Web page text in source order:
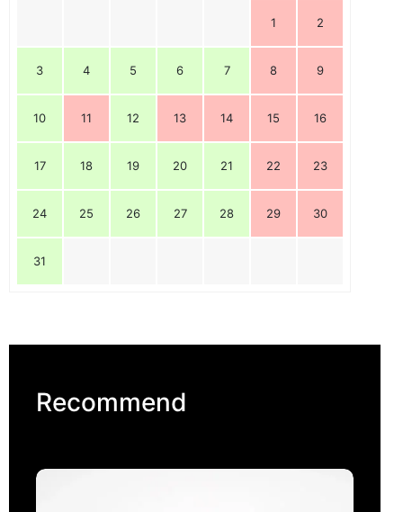
1 2
3 4 5 6 7 8 9
10 11 12 13 14 15 16
17 18 19 20 21 22 23
24 25 26 27 28 29 30
31
Recommend